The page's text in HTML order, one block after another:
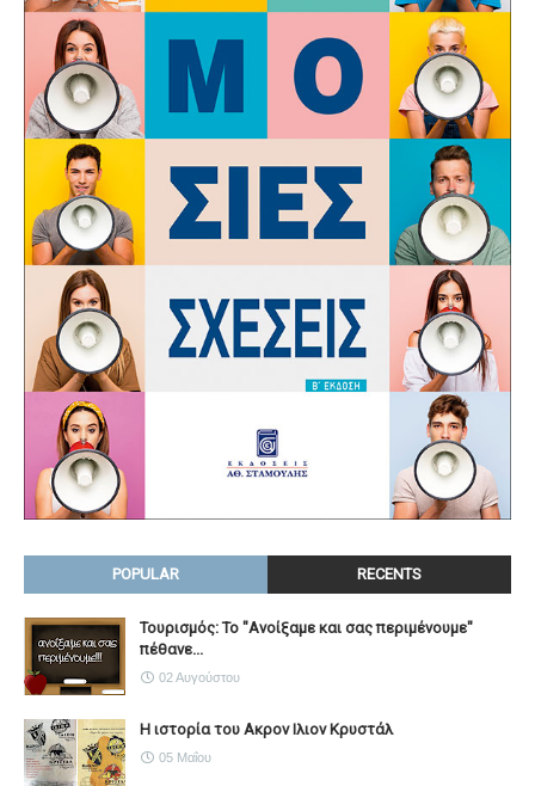
POPULAR RECENTS
Τουρισμός: Το "Ανοίξαμε και σας περιμένουμε"
πέθανε...
02 Αυγούστου
Η ιστορία του Ακρον Ιλιον Κρυστάλ
05 Μαΐου